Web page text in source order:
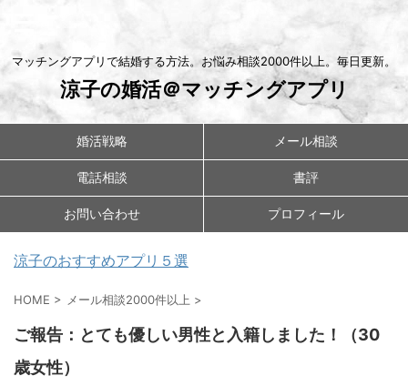
マッチングアプリで結婚する方法。お悩み相談2000件以上。毎日更新。
涼子の婚活＠マッチングアプリ
婚活戦略 メール相談
電話相談 書評
お問い合わせ プロフィール
涼子のおすすめアプリ５選
HOME > メール相談2000件以上 >
ご報告：とても優しい男性と入籍しました！（30
歳女性）